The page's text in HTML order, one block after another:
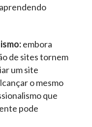
embora
de sites tornem
um site
o mesmo
que
pode